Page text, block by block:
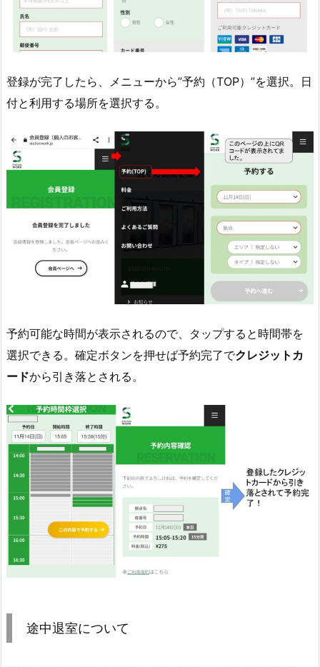
登録が完了したら、メニューから”予約（TOP）”を選択。日
付と利用する場所を選択する。
予約可能な時間が表示されるので、タップすると時間帯を
選択できる。確定ボタンを押せば予約完了でクレジットカ
ードから引き落とされる。
途中退室について